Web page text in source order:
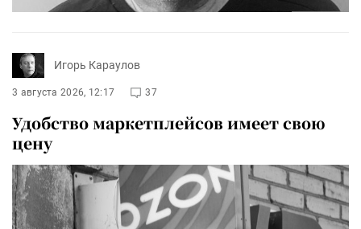
Игорь Караулов
3 августа 2026, 12:17 37
Удобство маркетплейсов имеет свою
цену